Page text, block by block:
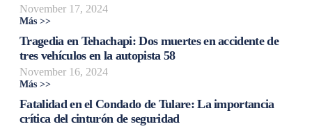
November 17, 2024
Más >>
Tragedia en Tehachapi: Dos muertes en accidente de
tres vehículos en la autopista 58
November 16, 2024
Más >>
Fatalidad en el Condado de Tulare: La importancia
crítica del cinturón de seguridad